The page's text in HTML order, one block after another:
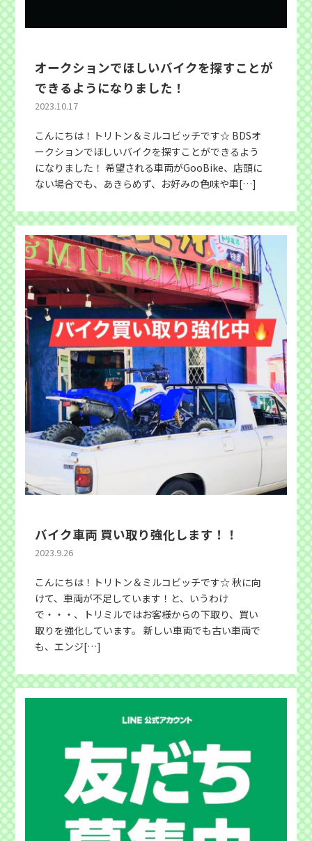
オークションでほしいバイクを探すことが
できるようになりました！
2023.10.17
こんにちは！トリトン＆ミルコビッチです☆ BDSオ
ークションでほしいバイクを探すことができるよう
になりました！ 希望される車両がGooBike、店頭に
ない場合でも、あきらめず、お好みの色味や車[…]
バイク車両 買い取り強化します！！
2023.9.26
こんにちは！トリトン＆ミルコビッチです☆ 秋に向
けて、車両が不足しています！と、いうわけ
で・・・、トリミルではお客様からの下取り、買い
取りを強化しています。 新しい車両でも古い車両で
も、エンジ[…]